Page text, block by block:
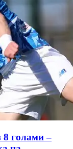
8 голами –